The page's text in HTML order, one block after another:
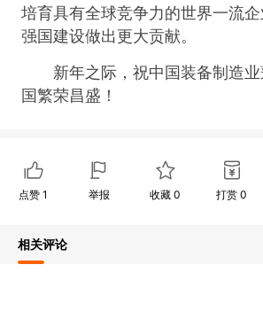
培育具有全球竞争力的世界一流
强国建设做出更大贡献。
新年之际，祝中国装备制造业
国繁荣昌盛！
点赞 1 举报 收藏0 打赏 0
相关评论